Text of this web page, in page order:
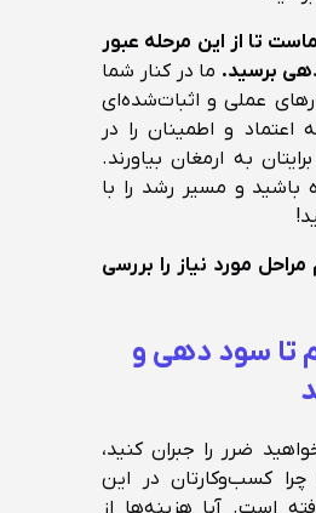
تا از این مرحله عبور
برسید. ما در کنار شما
عملی و اثبات‌شده‌ای
اعتماد و اطمینان را در
به ارمغان بیاورند.
باشید و مسیر رشد را با
مورد نیاز را بررسی
تا سود دهی و
ضرر را جبران کنید،
چرا کسب‌وکارتان در این